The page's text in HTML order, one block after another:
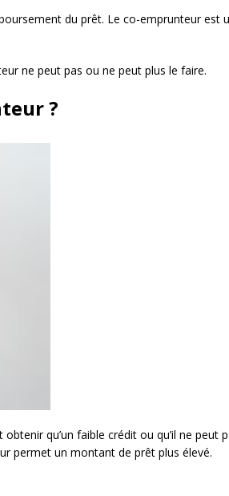
du prêt. Le co-emprunteur
ne peut pas ou ne peut plus le faire.
?
qu’un faible crédit ou qu’il ne
permet un montant de prêt plus élevé.